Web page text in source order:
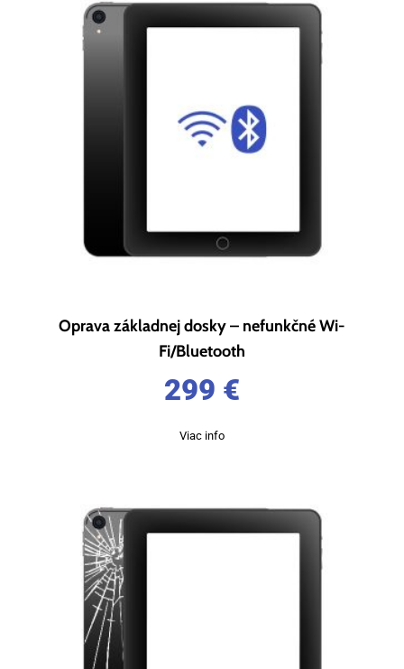
Oprava základnej dosky – nefunkčné Wi-
Fi/Bluetooth
299 €
Viac info